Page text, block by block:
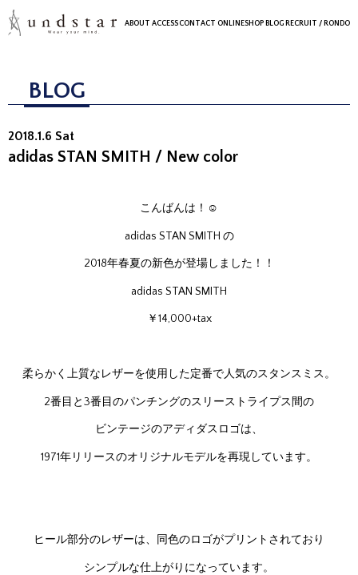
ABOUT ACCESSCONTACT ONLINESHOP BLOG RECRUIT / RONDO
BLOG
2018.1.6 Sat
adidas STAN SMITH / New color
こんばんは！☺
adidas STAN SMITH の
2018年春夏の新色が登場しました！！
adidas STAN SMITH
￥14,000+tax
柔らかく上質なレザーを使用した定番で人気のスタンスミス。
2番目と3番目のパンチングのスリーストライプス間の
ビンテージのアディダスロゴは、
1971年リリースのオリジナルモデルを再現しています。
ヒール部分のレザーは、同色のロゴがプリントされており
シンプルな仕上がりになっています。